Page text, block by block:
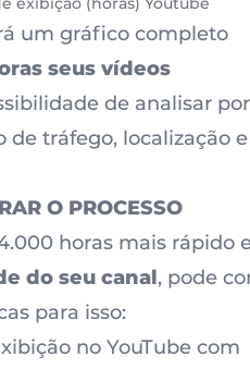
um gráfico completo
seus vídeos
de analisar por
de tráfego, localização e
O PROCESSO
horas mais rápido
do seu canal, pode
para isso:
no YouTube com